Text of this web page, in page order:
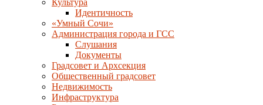
Культура
Идентичность
«Умный Сочи»
Администрация города и ГСС
Слушания
Документы
Градсовет и Архсекция
Общественный градсовет
Недвижимость
Инфраструктура